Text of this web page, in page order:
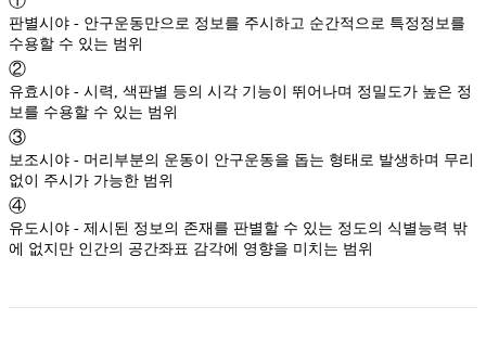
판별시야 - 안구운동만으로 정보를 주시하고 순간적으로 특정정보를
수용할 수 있는 범위
②
유효시야 - 시력, 색판별 등의 시각 기능이 뛰어나며 정밀도가 높은 정
보를 수용할 수 있는 범위
③
보조시야 - 머리부분의 운동이 안구운동을 돕는 형태로 발생하며 무리
없이 주시가 가능한 범위
④
유도시야 - 제시된 정보의 존재를 판별할 수 있는 정도의 식별능력 밖
에 없지만 인간의 공간좌표 감각에 영향을 미치는 범위